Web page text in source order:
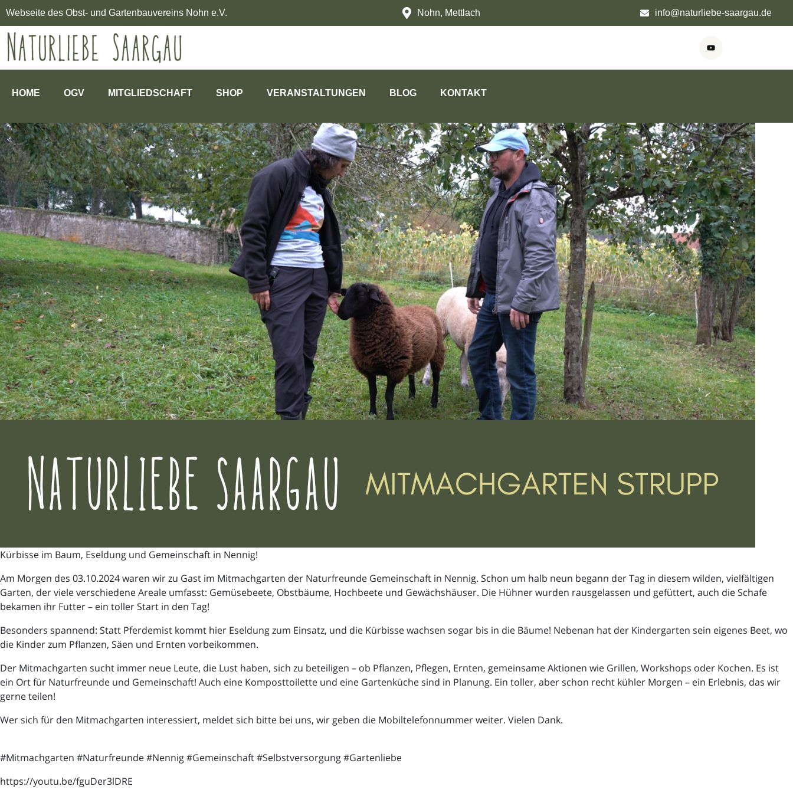
Webseite des Obst- und Gartenbauvereins Nohn e.V. Nohn, Mettlach info@naturliebe-saargau.de
HOME OGV MITGLIEDSCHAFT SHOP VERANSTALTUNGEN BLOG KONTAKT
Kürbisse im Baum, Eseldung und Gemeinschaft in Nennig!
Am Morgen des 03.10.2024 waren wir zu Gast im Mitmachgarten der Naturfreunde Gemeinschaft in Nennig. Schon um halb neun begann der Tag in diesem wilden, vielfältigen
Garten, der viele verschiedene Areale umfasst: Gemüsebeete, Obstbäume, Hochbeete und Gewächshäuser. Die Hühner wurden rausgelassen und gefüttert, auch die Schafe
bekamen ihr Futter – ein toller Start in den Tag!
Besonders spannend: Statt Pferdemist kommt hier Eseldung zum Einsatz, und die Kürbisse wachsen sogar bis in die Bäume! Nebenan hat der Kindergarten sein eigenes Beet, wo
die Kinder zum Pflanzen, Säen und Ernten vorbeikommen.
Der Mitmachgarten sucht immer neue Leute, die Lust haben, sich zu beteiligen – ob Pflanzen, Pflegen, Ernten, gemeinsame Aktionen wie Grillen, Workshops oder Kochen. Es ist
ein Ort für Naturfreunde und Gemeinschaft! Auch eine Komposttoilette und eine Gartenküche sind in Planung. Ein toller, aber schon recht kühler Morgen – ein Erlebnis, das wir
gerne teilen!
Wer sich für den Mitmachgarten interessiert, meldet sich bitte bei uns, wir geben die Mobiltelefonnummer weiter. Vielen Dank.
#Mitmachgarten #Naturfreunde #Nennig #Gemeinschaft #Selbstversorgung #Gartenliebe
https://youtu.be/fguDer3lDRE